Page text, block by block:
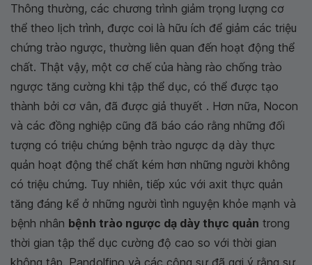
Thông thường, các chương trình giảm trọng lượng cơ
thể theo lịch trình, được coi là hữu ích để giảm các triệu
chứng trào ngược, thường liên quan đến hoạt động thể
chất. Thật vậy, một cơ chế của hàng rào chống trào
ngược tăng cường khi tập thể dục, có thể được tạo
thành bởi cơ vân, đã được giả thuyết . Hơn nữa, Nocon
và các đồng nghiệp cũng đã báo cáo rằng những đối
tượng có triệu chứng bệnh trào ngược dạ dày thực
quản hoạt động thể chất kém hơn những người không
có triệu chứng. Tuy nhiên, tiếp xúc với axit thực quản
tăng đáng kể ở những người tình nguyện khỏe mạnh và
bệnh nhân bệnh trào ngược dạ dày thực quản trong
thời gian tập thể dục cường độ cao so với thời gian
không tập. Pandolfino và các cộng sự đã gợi ý rằng sự